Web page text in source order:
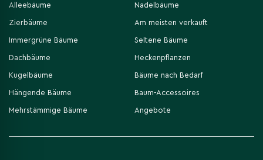
Alleebäume
Zierbäume
Immergrüne Bäume
Dachbäume
Kugelbäume
Hängende Bäume
Mehrstämmige Bäume
Nadelbäume
Am meisten verkauft
Seltene Bäume
Heckenpflanzen
Bäume nach Bedarf
Baum-Accessoires
Angebote